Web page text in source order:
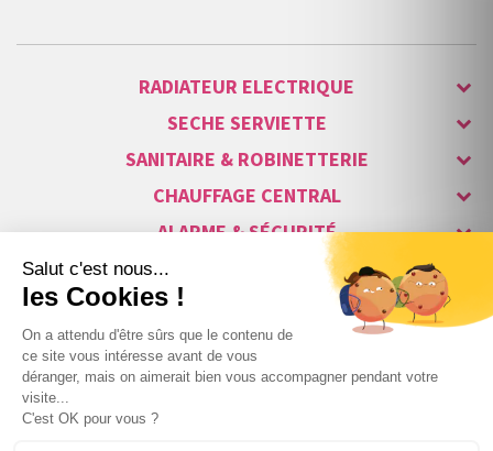
RADIATEUR ELECTRIQUE
SECHE SERVIETTE
SANITAIRE & ROBINETTERIE
CHAUFFAGE CENTRAL
ALARME & SÉCURITÉ
MAISON CONNECTÉE
VISIOPHONE & INTERPHONE
LUMINAIRES & ECLAIRAGE
NOS GAMMES STARS